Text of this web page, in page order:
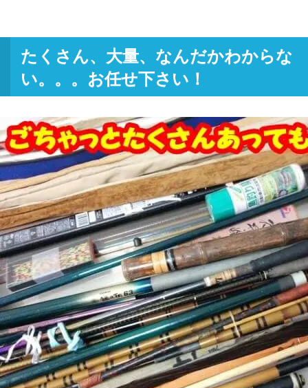
たくさん、大量、なんだかわからな
い。。。お任せ下さい！